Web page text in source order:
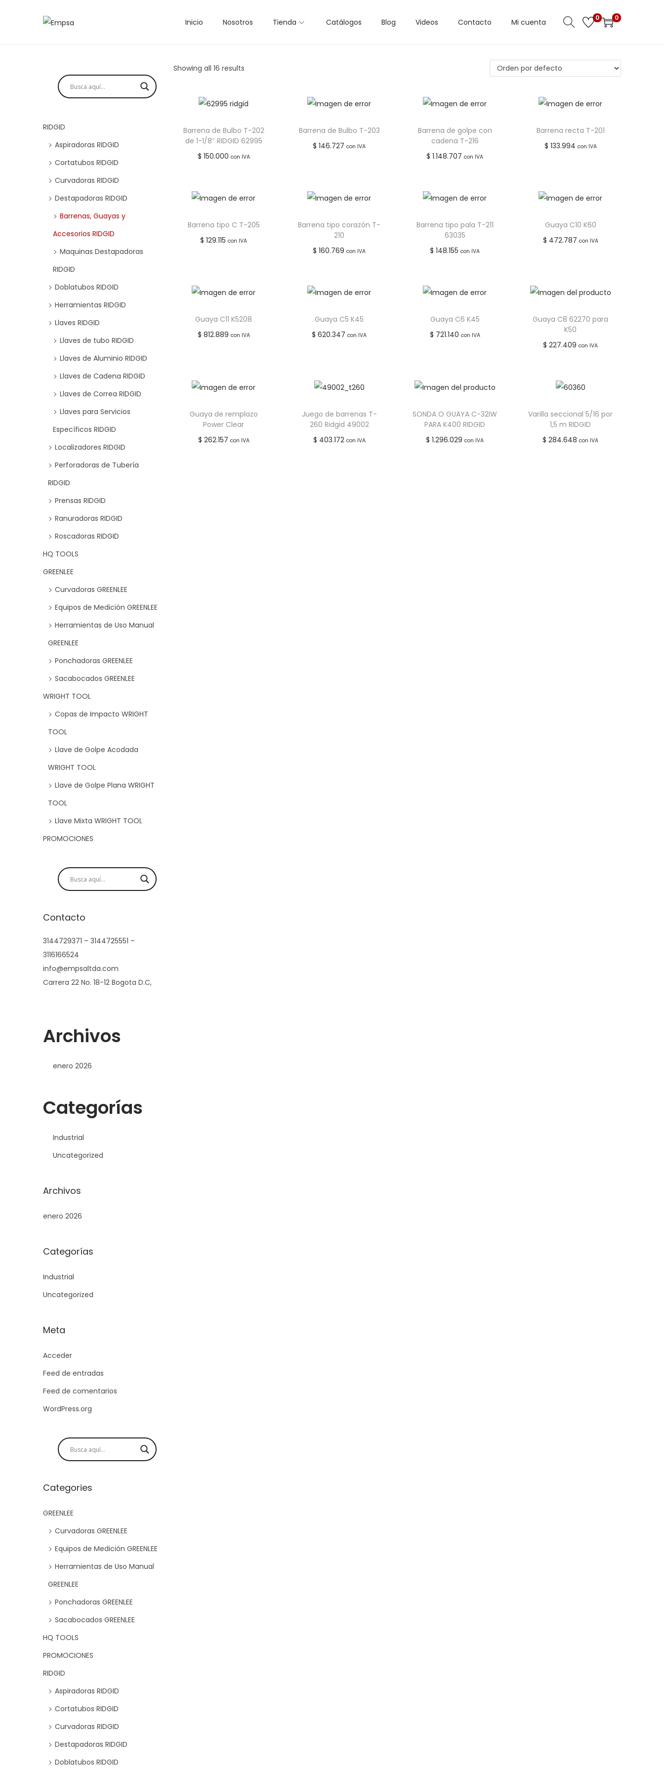
Inicio Nosotros Tienda Catálogos Blog Videos Contacto Mi cuenta 0 0
Showing all 16 results
Barrena de Bulbo T-202
de 1-1/8″ RIDGID 62995
$ 150.000 con IVA
Añadir a lista de
Barrena de Bulbo T-203
$ 146.727 con IVA
deseos
Barrena de golpe con
cadena T-216
$ 1.148.707 con IVA
Añadir a lista de
Barrena recta T-201
$ 133.994 con IVA
deseos
Barrena tipo C T-205
$ 129.115 con IVA
deseos
Barrena tipo corazón T-
210
$ 160.769 con IVA
Añadir a lista de
Barrena tipo pala T-211
63035
$ 148.155 con IVA
Añadir a lista de
Guaya C10 K60
$ 472.787 con IVA
deseos
Guaya C11 K5208
$ 812.889 con IVA
deseos
Guaya C5 K45
$ 620.347 con IVA
deseos
Guaya C6 K45
$ 721.140 con IVA
deseos
Guaya C8 62270 para
K50
$ 227.409 con IVA
Añadir a lista de
Guaya de remplazo
Power Clear
$ 262.157 con IVA
Juego de barrenas T-
260 Ridgid 49002
$ 403.172 con IVA
SONDA O GUAYA C-32IW
PARA K400 RIDGID
$ 1.296.029 con IVA
Varilla seccional 5/16 por
1,5 m RIDGID
$ 284.648 con IVA
RIDGID
Aspiradoras RIDGID
Cortatubos RIDGID
Curvadoras RIDGID
Destapadoras RIDGID
Barrenas, Guayas y
Accesorios RIDGID
Maquinas Destapadoras
RIDGID
Doblatubos RIDGID
Herramientas RIDGID
Llaves RIDGID
Llaves de tubo RIDGID
Llaves de Aluminio RIDGID
Llaves de Cadena RIDGID
Llaves de Correa RIDGID
Llaves para Servicios
Específicos RIDGID
Localizadores RIDGID
Perforadoras de Tubería
RIDGID
Prensas RIDGID
Ranuradoras RIDGID
Roscadoras RIDGID
HQ TOOLS
GREENLEE
Curvadoras GREENLEE
Equipos de Medición GREENLEE
Herramientas de Uso Manual
GREENLEE
Ponchadoras GREENLEE
Sacabocados GREENLEE
WRIGHT TOOL
Copas de Impacto WRIGHT
TOOL
Llave de Golpe Acodada
WRIGHT TOOL
Llave de Golpe Plana WRIGHT
TOOL
Llave Mixta WRIGHT TOOL
PROMOCIONES
Contacto
3144729371 – 3144725551 –
3116166524
info@empsaltda.com
Carrera 22 No. 18-12 Bogota D.C,
Archivos
enero 2026
Categorías
Industrial
Uncategorized
Archivos
enero 2026
Categorías
Industrial
Uncategorized
Meta
Acceder
Feed de entradas
Feed de comentarios
WordPress.org
Categories
GREENLEE
Curvadoras GREENLEE
Equipos de Medición GREENLEE
Herramientas de Uso Manual
GREENLEE
Ponchadoras GREENLEE
Sacabocados GREENLEE
HQ TOOLS
PROMOCIONES
RIDGID
Aspiradoras RIDGID
Cortatubos RIDGID
Curvadoras RIDGID
Destapadoras RIDGID
Doblatubos RIDGID